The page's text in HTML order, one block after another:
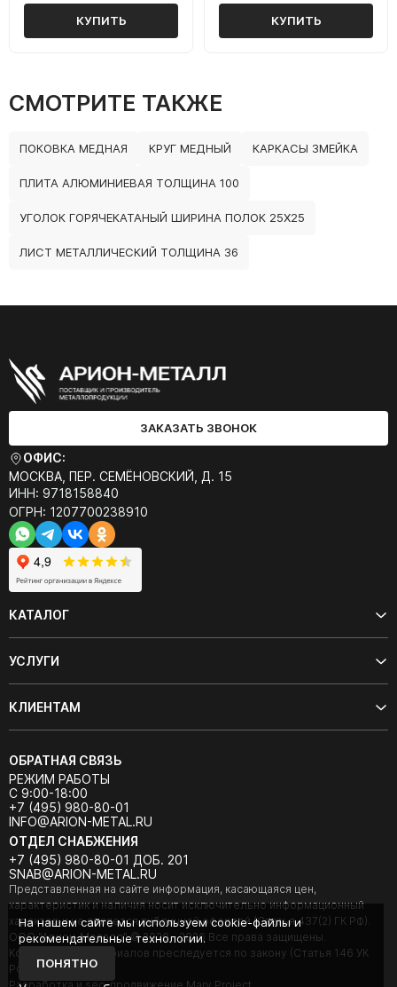
КУПИТЬ КУПИТЬ
СМОТРИТЕ ТАКЖЕ
ПОКОВКА МЕДНАЯ КРУГ МЕДНЫЙ КАРКАСЫ ЗМЕЙКА
ПЛИТА АЛЮМИНИЕВАЯ ТОЛЩИНА 100
УГОЛОК ГОРЯЧЕКАТАНЫЙ ШИРИНА ПОЛОК 25Х25
ЛИСТ МЕТАЛЛИЧЕСКИЙ ТОЛЩИНА 36
ЗАКАЗАТЬ ЗВОНОК
ОФИС:
МОСКВА, ПЕР. СЕМЁНОВСКИЙ, Д. 15
ИНН: 9718158840
ОГРН: 1207700238910
КАТАЛОГ
УСЛУГИ
КЛИЕНТАМ
ОБРАТНАЯ СВЯЗЬ
РЕЖИМ РАБОТЫ
С 9:00-18:00
+7 (495) 980-80-01
INFO@ARION-METAL.RU
ОТДЕЛ СНАБЖЕНИЯ
+7 (495) 980-80-01 ДОБ. 201
SNAB@ARION-METAL.RU
Представленная на сайте информация, касающаяся цен,
характеристик и наличия носит исключительно информационный
характер и не является публичной офертой (Статья 437(2) ГК РФ).
ООО "Арион-Металл" © 2020 - 2026 Все права защищены.
Копирование материалов преследуется по закону (Статья 146 УК
РФ).
На нашем сайте мы используем cookie-файлы и
рекомендательные технологии.
ПОНЯТНО